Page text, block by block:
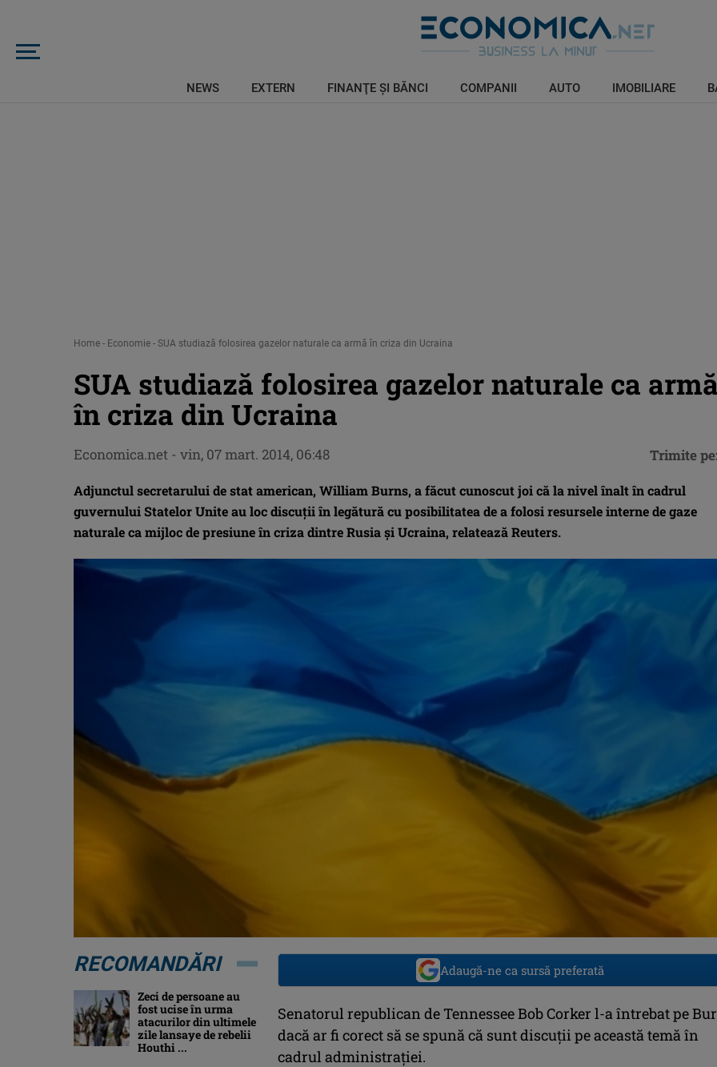
NEWS EXTERN FINANŢE ŞI BĂNCI COMPANII AUTO IMOBILIARE
Home - Economie - SUA studiază folosirea gazelor naturale ca armă în criza din Ucraina
SUA studiază folosirea gazelor naturale ca
în criza din Ucraina
Adjunctul secretarului de stat american, William Burns, a făcut cunoscut joi că la nivel înalt în cadrul
guvernului Statelor Unite au loc discuţii în legătură cu posibilitatea de a folosi resursele interne de gaze
naturale ca mijloc de presiune în criza dintre Rusia şi Ucraina, relatează Reuters.
Economica.net - vin, 07 mart. 2014, 06:48 Trimite
Adaugă-ne ca sursă preferată
Senatorul republican de Tennessee Bob Corker l-a întrebat pe
dacă ar fi corect să se spună că sunt discuţii pe această temă în
cadrul administraţiei.
RECOMANDĂRI
Zeci de persoane au
fost ucise în urma
atacurilor din ultimele
zile lansaye de rebelii
Houthi ...